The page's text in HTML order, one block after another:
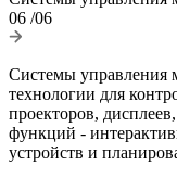
06 /06
Системы
технологии для
проекторов,
функций -
устройств и